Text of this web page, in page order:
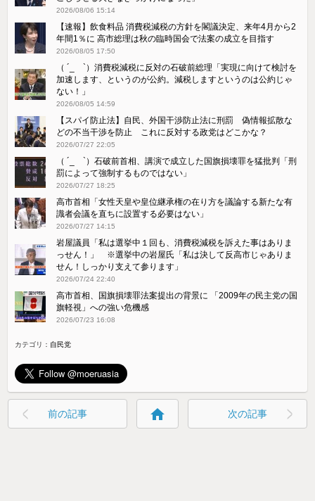
2026/08/06 15:14
【速報】飲食料品 消費税減税の方針を閣議決定、来年4月から2
年間1％に 高市総理は秋の臨時国会で法案の成立を目指す
2026/08/05 17:50
（ ´_ゝ`）消費税減税に反対の石破前総理「実現に向けて検討を
加速します、というのが公約。減税しますというのは公約じゃ
ない！」
2026/08/05 14:59
【スパイ防止法】自民、外国干渉防止法に刑罰 偽情報拡散な
どの不当干渉を防止 これに反対する政党はどこかな？
2026/07/27 22:05
（ ´_ゝ`）石破前首相、講演で成立した国旗損壊罪を猛批判「刑
罰によって強制するものではない」
2026/07/27 18:25
高市首相「女性天皇や皇位継承権の在り方を議論する新たな有
識者会議を直ちに設置する必要はない」
2026/07/27 14:15
岩屋議員「私は選挙中１回も、消費税減税を訴えた事はありま
っせん！」 ※選挙中の岩屋氏「私は決して反高市じゃありま
せん！しっかり支えて参ります」
2026/07/24 22:40
高市首相、国旗損壊罪法案提出の背景に 「2009年の民主党の国
旗軽視」への強い危機感
2026/07/23 16:08
カテゴリ： 自民党
前の記事 home 次の記事